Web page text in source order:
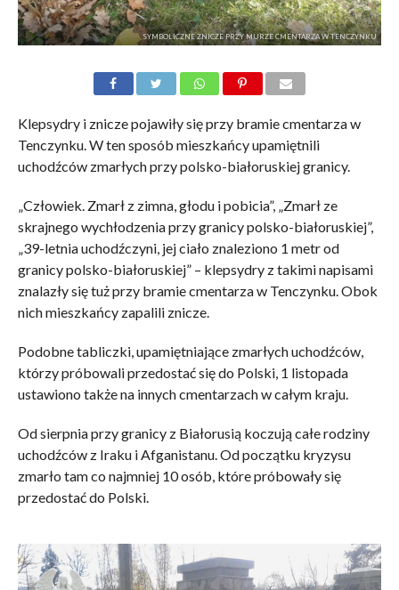
SYMBOLICZNE ZNICZE PRZY MURZE CMENTARZA W TENCZYNKU
Klepsydry i znicze pojawiły się przy bramie cmentarza w
Tenczynku. W ten sposób mieszkańcy upamiętnili
uchodźców zmarłych przy polsko-białoruskiej granicy.
„Człowiek. Zmarł z zimna, głodu i pobicia”, „Zmarł ze
skrajnego wychłodzenia przy granicy polsko-białoruskiej”,
„39-letnia uchodźczyni, jej ciało znaleziono 1 metr od
granicy polsko-białoruskiej” – klepsydry z takimi napisami
znalazły się tuż przy bramie cmentarza w Tenczynku. Obok
nich mieszkańcy zapalili znicze.
Podobne tabliczki, upamiętniające zmarłych uchodźców,
którzy próbowali przedostać się do Polski, 1 listopada
ustawiono także na innych cmentarzach w całym kraju.
Od sierpnia przy granicy z Białorusią koczują całe rodziny
uchodźców z Iraku i Afganistanu. Od początku kryzysu
zmarło tam co najmniej 10 osób, które próbowały się
przedostać do Polski.